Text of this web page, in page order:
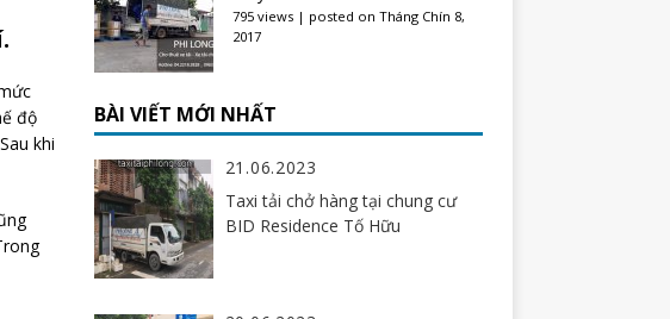
độ
khi
795 views| posted on Tháng Chín 8,
2017
BÀI VIẾT MỚI NHẤT
21.06.2023
Taxi tải chở hàng tại chung cư
BID Residence Tố Hữu